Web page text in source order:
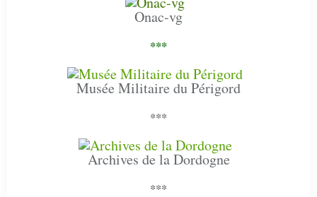
Onac-vg
***
Musée Militaire du Périgord
***
Archives de la Dordogne
***